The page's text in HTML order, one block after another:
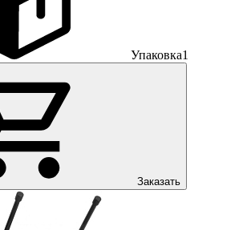
Упаковка1
Заказать